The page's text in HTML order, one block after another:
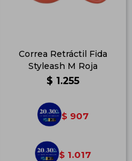
Correa Retráctil Fida
Styleash M Roja
$ 1.255
$ 907
$ 1.017